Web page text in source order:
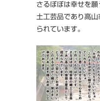
ッ
プ
(サ
ッ
カ
ー)
個
さるぼぼは幸せを
土工芸品であり高
られています。